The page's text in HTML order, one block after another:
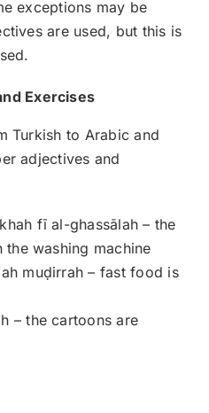
exceptions may be
are used, but this is
Exercises
Turkish to Arabic and
adjectives and
fī al-ghassālah – the
washing machine
muḍirrah – fast food is
– the cartoons are